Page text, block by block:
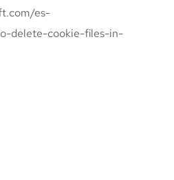
es-
delete-cookie-files-in-